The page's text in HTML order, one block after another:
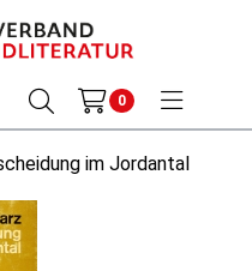
0
im Jordantal